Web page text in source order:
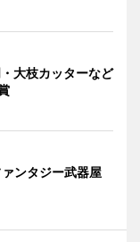
大枝カッターなど
ンタジー武器屋